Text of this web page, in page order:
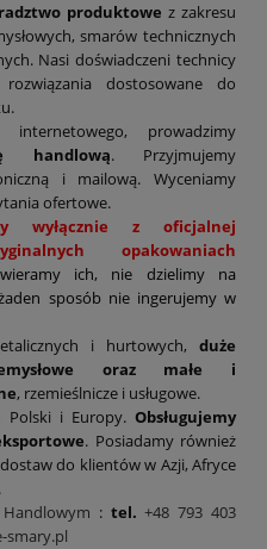
produktowe z zakresu
smarów technicznych
Nasi doświadczeni technicy
dostosowane do
prowadzimy
handlową. Przyjmujemy
i mailową. Wyceniamy
ofertowe.
wyłącznie z oficjalnej
opakowaniach
ich, nie dzielimy na
sposób nie ingerujemy w
i hurtowych, duże
oraz małe i
, rzemieślnicze i usługowe.
Polski i Europy. Obsługujemy
. Posiadamy również
do klientów w Azji, Afryce
: tel.+48 793 403
smary.pl